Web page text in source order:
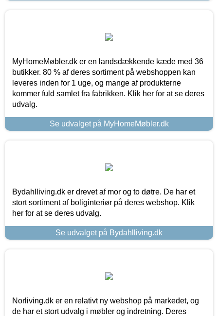
MyHomeMøbler.dk er en landsdækkende kæde med 36
butikker. 80 % af deres sortiment på webshoppen kan
leveres inden for 1 uge, og mange af produkterne
kommer fuld samlet fra fabrikken. Klik her for at se deres
udvalg.
Se udvalget på MyHomeMøbler.dk
Bydahlliving.dk er drevet af mor og to døtre. De har et
stort sortiment af boliginteriør på deres webshop. Klik
her for at se deres udvalg.
Se udvalget på Bydahlliving.dk
Norliving.dk er en relativt ny webshop på markedet, og
de har et stort udvalg i møbler og indretning. Deres